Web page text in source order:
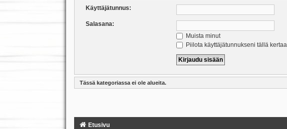
Käyttäjätunnus:
Salasana:
Muista minut
Piilota käyttäjätunnukseni tällä kertaa
Tässä kategoriassa ei ole alueita.
Etusivu